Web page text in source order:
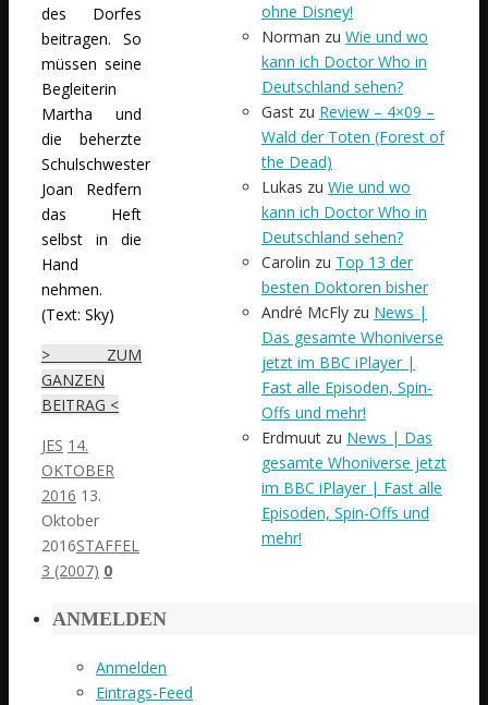
des Dorfes
beitragen. So
müssen seine
Begleiterin
Martha und
die beherzte
Schulschwester
Joan Redfern
das Heft
selbst in die
Hand
nehmen.
(Text: Sky)
> ZUM
GANZEN
BEITRAG <
JES 14.
OKTOBER
2016 13.
Oktober
2016STAFFEL
3 (2007) 0
ohne Disney!
Norman zu Wie und wo
kann ich Doctor Who in
Deutschland sehen?
Gast zu Review – 4×09 –
Wald der Toten (Forest of
the Dead)
Lukas zu Wie und wo
kann ich Doctor Who in
Deutschland sehen?
Carolin zu Top 13 der
besten Doktoren bisher
André McFly zu News |
Das gesamte Whoniverse
jetzt im BBC iPlayer |
Fast alle Episoden, Spin-
Offs und mehr!
Erdmuut zu News | Das
gesamte Whoniverse jetzt
im BBC iPlayer | Fast alle
Episoden, Spin-Offs und
mehr!
ANMELDEN
Anmelden
Eintrags-Feed